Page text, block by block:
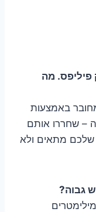
מה
באמצעות
– שחררו אותם
שלכם מתאים ולא
גבוה?